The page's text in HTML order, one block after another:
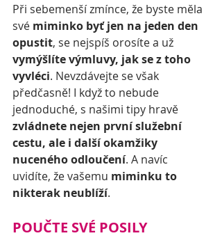
Při sebemenší zmínce, že byste měla
své miminko byť jen na jeden den
opustit, se nejspíš orosíte a už
vymýšlíte výmluvy, jak se z toho
vyvléci. Nevzdávejte se však
předčasně! I když to nebude
jednoduché, s našimi tipy hravě
zvládnete nejen první služební
cestu, ale i další okamžiky
nuceného odloučení. A navíc
uvidíte, že vašemu miminku to
nikterak neublíží.
POUČTE SVÉ POSILY